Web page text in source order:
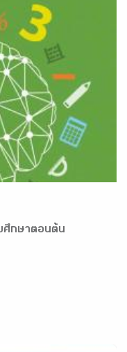
ศึกษาตอนต้น